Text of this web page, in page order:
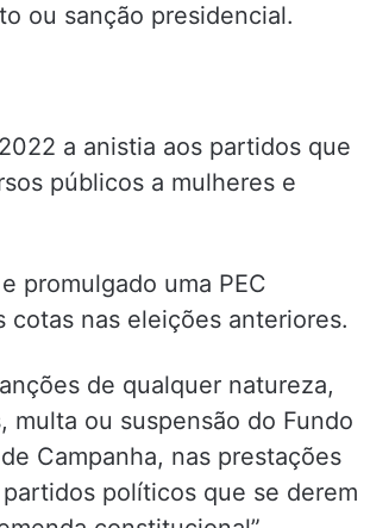
ou sanção presidencial.
a anistia aos partidos que
públicos a mulheres e
promulgado uma PEC
cotas nas eleições anteriores.
de qualquer natureza,
ou suspensão do Fundo
Campanha, nas prestações
políticos que se derem